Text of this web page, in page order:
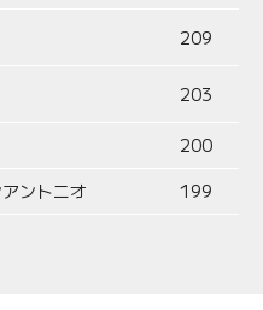
209
203
200
ントニオ
199